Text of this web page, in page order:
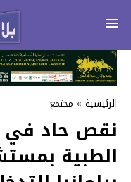
الرئيسية » مجتمع
نقص حاد في
الطبية